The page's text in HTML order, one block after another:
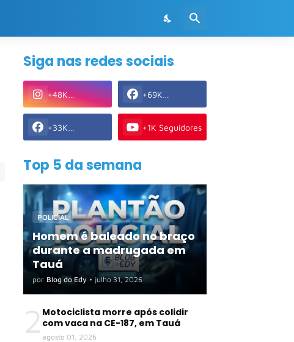
Siga nas redes sociais
+48K
Seguidores
+69K
Seguidores
+33K
Seguidores
+1K Seguidores
Top 5 da semana
POLICIAL
Homem é baleado no braço
durante a madrugada em
Tauá
por Blog do Edy • julho 31, 2026
2 Motociclista morre após colidir
com vaca na CE-187, em Tauá
agosto 01, 2026